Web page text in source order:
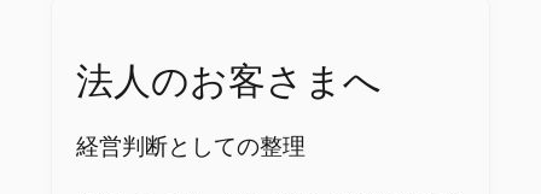
法人のお客さまへ
経営判断としての整理